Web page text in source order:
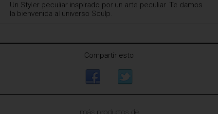
Un Styler peculiar inspirado por un arte peculiar. Te damos
la bienvenida al universo Sculp.
Compartir esto
más productos de